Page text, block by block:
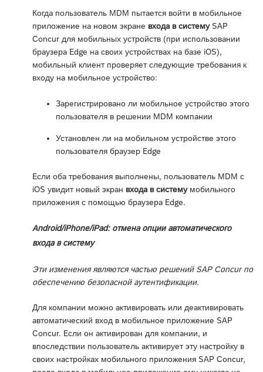
Когда пользователь MDM пытается войти в мобильное
приложение на новом экране входа в системуSAP
Concur для мобильных устройств (при использовании
браузера Edge на своих устройствах на базе iOS),
мобильный клиент проверяет следующие требования к
входу на мобильное устройство:
Зарегистрировано ли мобильное устройство этого
пользователя в решении MDM компании
Установлен ли на мобильном устройстве этого
пользователя браузер Edge
Если оба требования выполнены, пользователь MDM с
iOS увидит новый экран входа в системумобильного
приложения с помощью браузера Edge.
Android/iPhone/iPad: отмена опции автоматического
входа в систему
Эти изменения являются частью решений SAP Concur по
обеспечению безопасной аутентификации.
Для компании можно активировать или деактивировать
автоматический вход в мобильное приложение SAP
Concur. Если он активирован для компании, и
впоследствии пользователь активирует эту настройку в
своих настройках мобильного приложения SAP Concur,